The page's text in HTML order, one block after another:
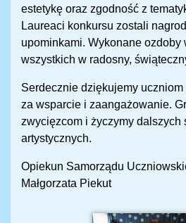
estetykę oraz zgodność z
Laureaci konkursu zostali
upominkami. Wykonane ozdoby
wszystkich w radosny,
Serdecznie dziękujemy uczniom
za wsparcie i zaangażowanie.
zwycięzcom i życzymy dalszych
artystycznych.
Opiekun Samorządu
Małgorzata Piekut